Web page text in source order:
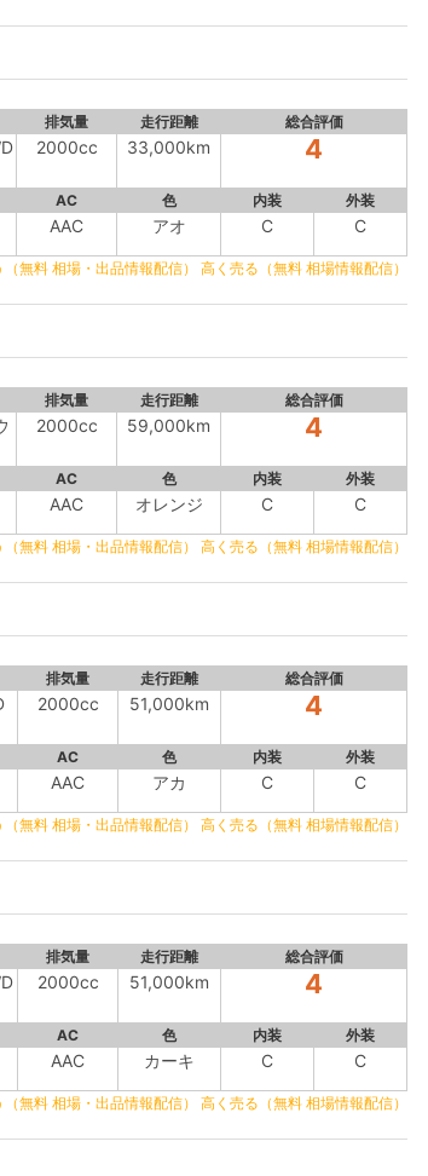
排気量 走行距離 総合評価
2000cc 33,000km 4
AC 色 内装 外装
AAC アオ C C
無料 相場・出品情報配信） 高く売る（無料 相場情報配信）
排気量 走行距離 総合評価
2000cc 59,000km 4
AC 色 内装 外装
AAC オレンジ C C
無料 相場・出品情報配信） 高く売る（無料 相場情報配信）
排気量 走行距離 総合評価
2000cc 51,000km 4
AC 色 内装 外装
AAC アカ C C
無料 相場・出品情報配信） 高く売る（無料 相場情報配信）
排気量 走行距離 総合評価
2000cc 51,000km 4
AC 色 内装 外装
AAC カーキ C C
無料 相場・出品情報配信） 高く売る（無料 相場情報配信）